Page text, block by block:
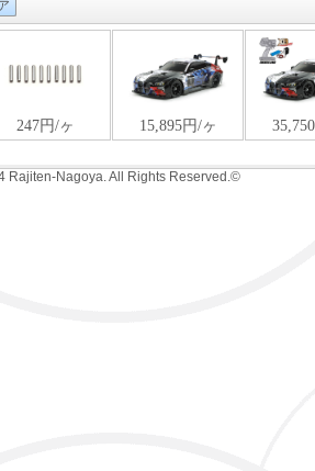
Rajiten-Nagoya. All Rights Reserved.©